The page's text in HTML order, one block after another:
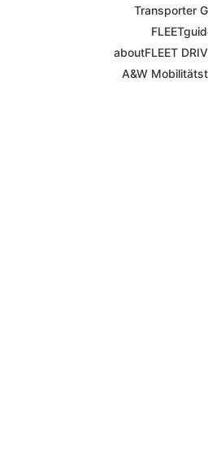
Transporter
aboutFLEET
A&W